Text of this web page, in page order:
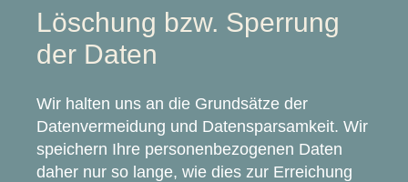
Löschung bzw. Sperrung
der Daten
Wir halten uns an die Grundsätze der
Datenvermeidung und Datensparsamkeit. Wir
speichern Ihre personenbezogenen Daten
daher nur so lange, wie dies zur Erreichung